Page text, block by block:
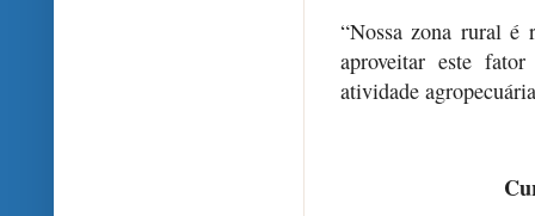
“Nossa zona rural é
aproveitar este
atividade